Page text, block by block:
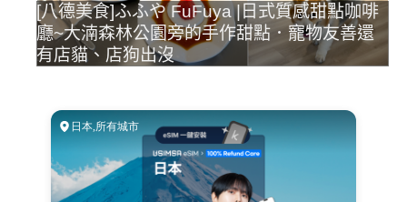
[八德美食]ふふや FuFuya |日式質感甜點咖啡
廳~大湳森林公園旁的手作甜點．寵物友善還
有店貓、店狗出沒